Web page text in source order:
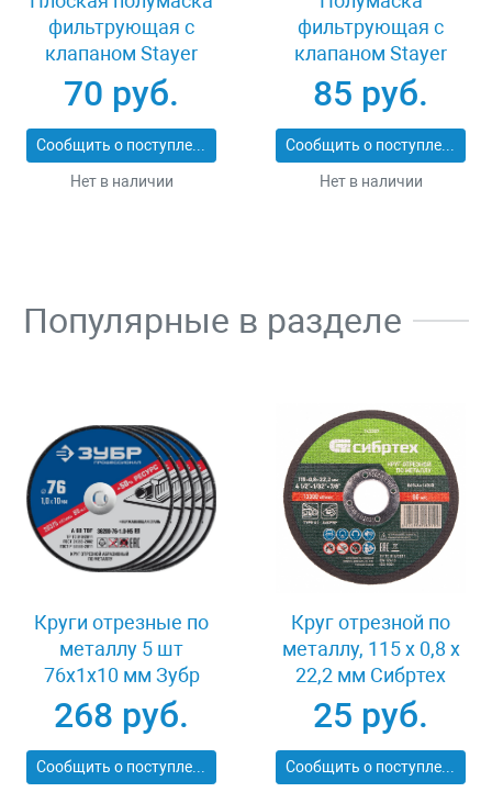
фильтрующая с
клапаном Stayer
11113_z01
70 руб.
Сообщить о поступлении
Нет в наличии
фильтрующая с
клапаном Stayer
MASTER 11116
85 руб.
Сообщить о поступлении
Нет в наличии
Популярные в разделе
Круги отрезные по
металлу 5 шт
76x1x10 мм Зубр
36200-76-1.0-H5_z03
268 руб.
Сообщить о поступлении
Круг отрезной по
металлу, 115 х 0,8 х
22,2 мм Сибртех
743307
25 руб.
Сообщить о поступлении